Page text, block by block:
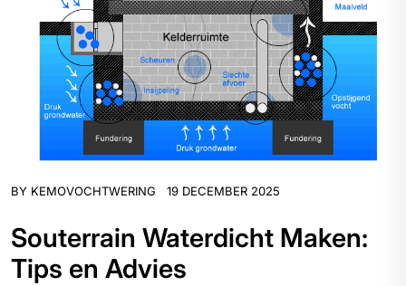
BY KEMOVOCHTWERING 19 DECEMBER 2025
Souterrain Waterdicht Maken:
Tips en Advies